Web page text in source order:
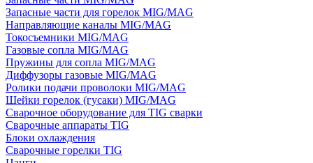
Запасные части для горелок MIG/MAG
Направляющие каналы MIG/MAG
Токосъемники MIG/MAG
Газовые сопла MIG/MAG
Пружины для сопла MIG/MAG
Диффузоры газовые MIG/MAG
Ролики подачи проволоки MIG/MAG
Шейки горелок (гусаки) MIG/MAG
Сварочное оборудование для TIG сварки
Сварочные аппараты TIG
Блоки охлаждения
Сварочные горелки TIG